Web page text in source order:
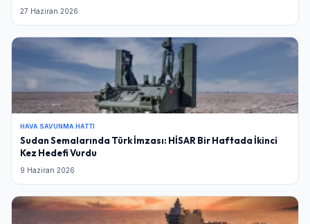
27 Haziran 2026
HAVA SAVUNMA HATTI
Sudan Semalarında Türk İmzası: HİSAR Bir Haftada İkinci
Kez Hedefi Vurdu
9 Haziran 2026